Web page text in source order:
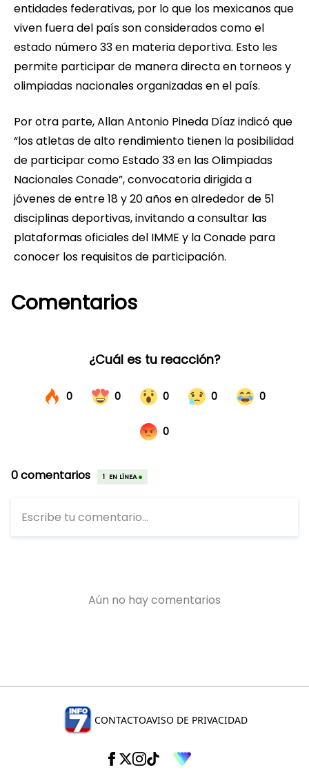
entidades federativas, por lo que los mexicanos que
viven fuera del país son considerados como el
estado número 33 en materia deportiva. Esto les
permite participar de manera directa en torneos y
olimpiadas nacionales organizadas en el país.
Por otra parte, Allan Antonio Pineda Díaz indicó que
“los atletas de alto rendimiento tienen la posibilidad
de participar como Estado 33 en las Olimpiadas
Nacionales Conade”, convocatoria dirigida a
jóvenes de entre 18 y 20 años en alrededor de 51
disciplinas deportivas, invitando a consultar las
plataformas oficiales del IMME y la Conade para
conocer los requisitos de participación.
Comentarios
CONTACTOAVISO DE PRIVACIDAD